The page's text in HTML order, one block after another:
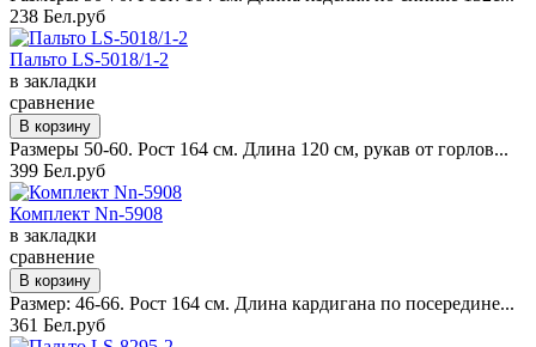
238 Бел.руб
Пальто LS-5018/1-2
в закладки
сравнение
Размеры 50-60. Рост 164 см. Длина 120 см, рукав от горлов...
399 Бел.руб
Комплект Nn-5908
в закладки
сравнение
Размер: 46-66. Рост 164 см. Длина кардигана по посередине...
361 Бел.руб